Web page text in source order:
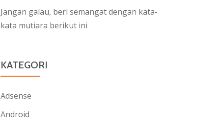
Jangan galau, beri semangat dengan kata-
kata mutiara berikut ini
KATEGORI
Adsense
Android